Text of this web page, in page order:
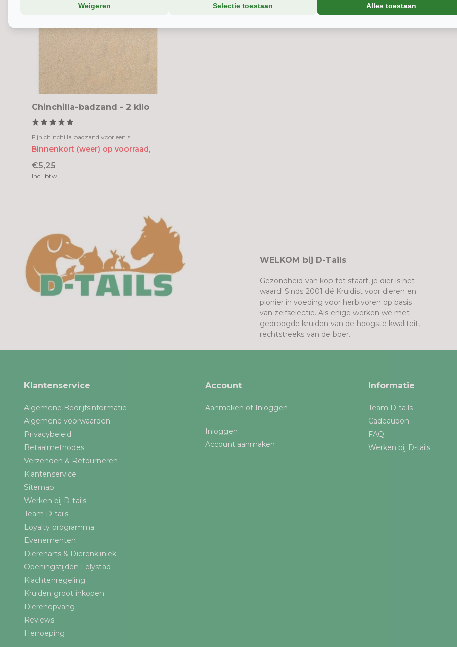
Chinchilla-badzand - 2 kilo
Fijn chinchilla badzand voor een s...
Binnenkort (weer) op voorraad,
€5,25
Incl. btw
WELKOM bij D-Tails
Gezondheid van kop tot staart, je dier is het
waard! Sinds 2001 dé Kruidist voor dieren en
pionier in voeding voor herbivoren op basis
van zelfselectie. Als enige werken we met
gedroogde kruiden van de hoogste kwaliteit,
rechtstreeks van de boer.
Klantenservice
Algemene Bedrijfsinformatie
Algemene voorwaarden
Privacybeleid
Betaalmethodes
Verzenden & Retourneren
Klantenservice
Sitemap
Werken bij D-tails
Team D-tails
Loyalty programma
Evenementen
Dierenarts & Dierenkliniek
Openingstijden Lelystad
Klachtenregeling
Kruiden groot inkopen
Dierenopvang
Reviews
Herroeping
Account
Aanmaken of Inloggen
Inloggen
Account aanmaken
Informatie
Team D-tails
Cadeaubon
FAQ
Werken bij D-tails
Weigeren Selectie toestaan Alles toestaan